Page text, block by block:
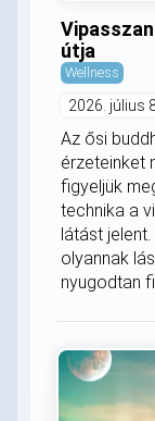
útja
Wellness
2026. július
Az ősi
érzeteinket
figyeljük
technika a
látást
olyannak
nyugodtan